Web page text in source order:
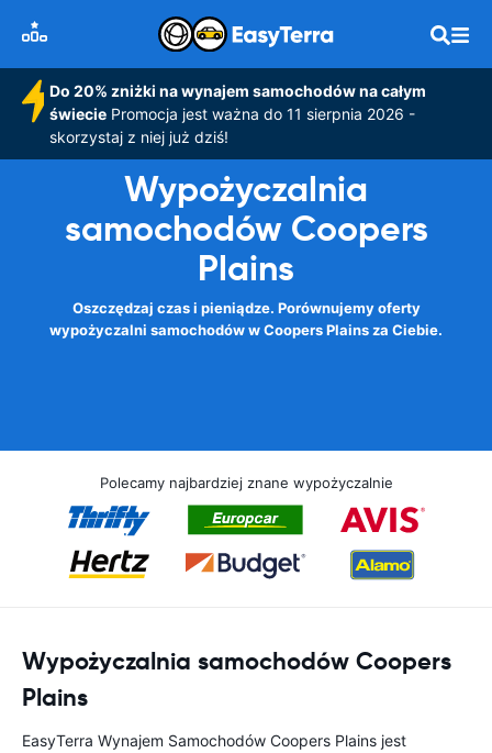
Do 20% zniżki na wynajem samochodów na całym
świeciePromocja jest ważna do 11 sierpnia 2026 -
skorzystaj z niej już dziś!
Wypożyczalnia
samochodów Coopers
Plains
Oszczędzaj czas i pieniądze. Porównujemy oferty
wypożyczalni samochodów w Coopers Plains za Ciebie.
Polecamy najbardziej znane wypożyczalnie
Wypożyczalnia samochodów Coopers
Plains
EasyTerra Wynajem Samochodów Coopers Plains jest